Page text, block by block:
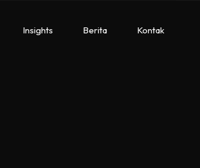
Insights Berita Kontak